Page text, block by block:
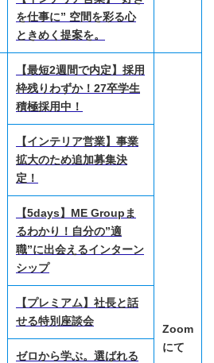
を仕事に” 空間を彩る心
ときめく提案を。
【最短2週間で内定】採用
枠残りわずか！27卒学生
積極採用中！
Zoom
にて
【インテリア営業】事業
拡大のため追加募集決
定！
【5days】ME Groupま
るわかり！自分の”適
職”に出会えるインターン
シップ
【プレミアム】社長と話
せる特別座談会
ゼロから学ぶ。選ばれる